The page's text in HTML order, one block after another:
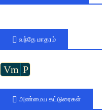
வந்தே மாதரம்
Vm P
அண்மைய கட்டுரைகள்